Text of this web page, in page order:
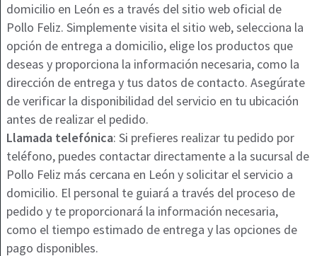
domicilio en León es a través del sitio web oficial de
Pollo Feliz. Simplemente visita el sitio web, selecciona la
opción de entrega a domicilio, elige los productos que
deseas y proporciona la información necesaria, como la
dirección de entrega y tus datos de contacto. Asegúrate
de verificar la disponibilidad del servicio en tu ubicación
antes de realizar el pedido.
Llamada telefónica: Si prefieres realizar tu pedido por
teléfono, puedes contactar directamente a la sucursal de
Pollo Feliz más cercana en León y solicitar el servicio a
domicilio. El personal te guiará a través del proceso de
pedido y te proporcionará la información necesaria,
como el tiempo estimado de entrega y las opciones de
pago disponibles.